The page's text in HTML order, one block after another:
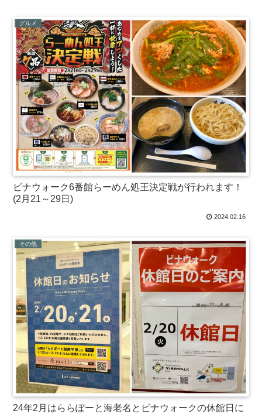
グルメ
ビナウォーク6番館らーめん処王決定戦が行われます！
(2月21～29日)
2024.02.16
その他
24年2月はららぽーと海老名とビナウォークの休館日に